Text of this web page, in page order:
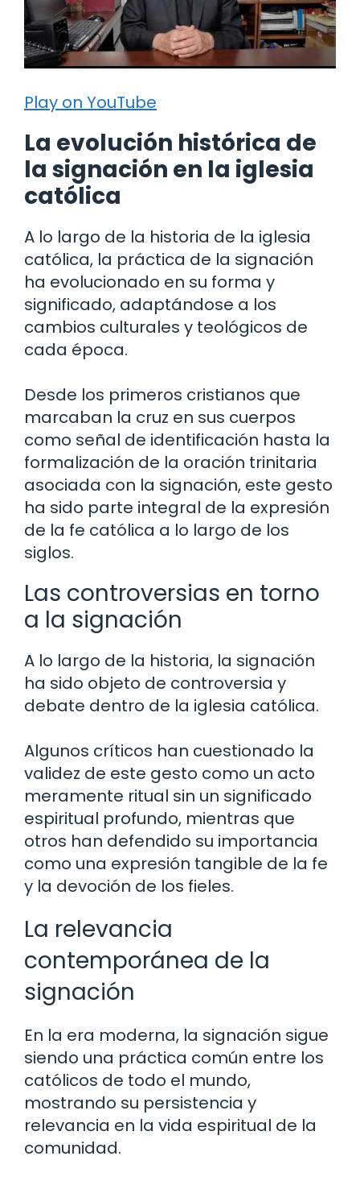
Play on YouTube
La evolución histórica de
la signación en la iglesia
católica
A lo largo de la historia de la iglesia
católica, la práctica de la signación
ha evolucionado en su forma y
significado, adaptándose a los
cambios culturales y teológicos de
cada época.
Desde los primeros cristianos que
marcaban la cruz en sus cuerpos
como señal de identificación hasta la
formalización de la oración trinitaria
asociada con la signación, este gesto
ha sido parte integral de la expresión
de la fe católica a lo largo de los
siglos.
Las controversias en torno
a la signación
A lo largo de la historia, la signación
ha sido objeto de controversia y
debate dentro de la iglesia católica.
Algunos críticos han cuestionado la
validez de este gesto como un acto
meramente ritual sin un significado
espiritual profundo, mientras que
otros han defendido su importancia
como una expresión tangible de la fe
y la devoción de los fieles.
La relevancia
contemporánea de la
signación
En la era moderna, la signación sigue
siendo una práctica común entre los
católicos de todo el mundo,
mostrando su persistencia y
relevancia en la vida espiritual de la
comunidad.